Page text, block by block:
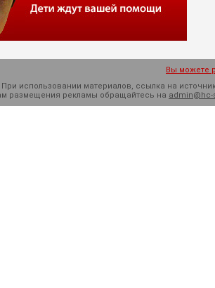
Вы можете
использовании материалов, ссылка на
размещения рекламы обращайтесь на admin@hc-